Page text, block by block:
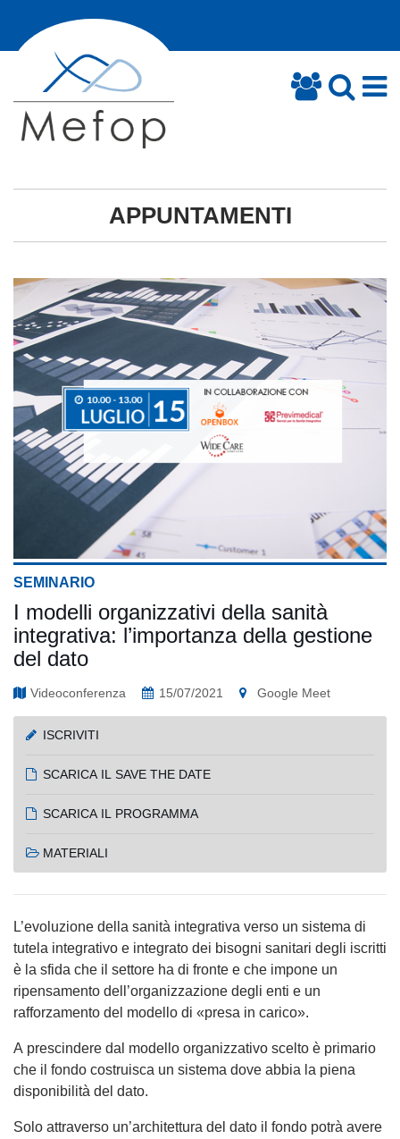
APPUNTAMENTI
SEMINARIO
I modelli organizzativi della sanità
integrativa: l’importanza della gestione
del dato
Videoconferenza 15/07/2021 Google Meet
ISCRIVITI
SCARICA IL SAVE THE DATE
SCARICA IL PROGRAMMA
MATERIALI
L’evoluzione della sanità integrativa verso un sistema di
tutela integrativo e integrato dei bisogni sanitari degli iscritti
è la sfida che il settore ha di fronte e che impone un
ripensamento dell’organizzazione degli enti e un
rafforzamento del modello di «presa in carico».
A prescindere dal modello organizzativo scelto è primario
che il fondo costruisca un sistema dove abbia la piena
disponibilità del dato.
Solo attraverso un’architettura del dato il fondo potrà avere